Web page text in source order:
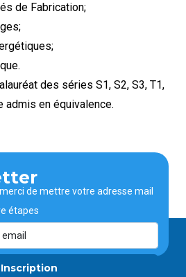
de Fabrication;
des séries S1, S2, S3, T1,
admis en équivalence.
de mettre votre adresse mail
étapes
Inscription